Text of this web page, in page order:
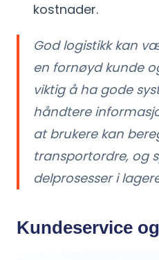
kostnader.
God logistikk kan
en fornøyd kunde
viktig å ha gode
håndtere
at brukere kan
transportordre, og
delprosesser i
Kundeservice